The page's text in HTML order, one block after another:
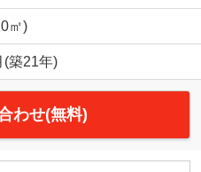
㎡)
(築21年)
わせ(無料)